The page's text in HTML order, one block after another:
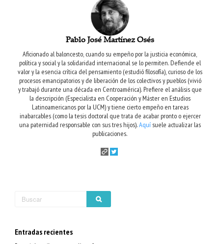
Pablo José Martínez Osés
Aficionado al baloncesto, cuando su empeño por la justicia económica,
política y social y la solidaridad internacional se lo permiten. Defiende el
valor y la esencia crítica del pensamiento (estudió filosofía), curioso de los
procesos emancipatorios y de liberación de los colectivos y pueblos (vivió
y trabajó durante una década en Centroamérica). Prefiere el análisis que
la descripción (Especialista en Cooperación y Máster en Estudios
Latinoamericanos por la UCM) y tiene cierto empeño en tareas
inabarcables (como la tesis doctoral que trata de acabar pronto o ejercer
una paternidad responsable con sus tres hijos).Aquísuele actualizar las
publicaciones.
Entradas recientes